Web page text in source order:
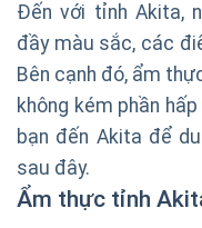
Đến với tỉnh Akita,
đầy màu sắc, các
Bên cạnh đó, ẩm
không kém phần
bạn đến Akita để
sau đây.
Ẩm thực tỉnh